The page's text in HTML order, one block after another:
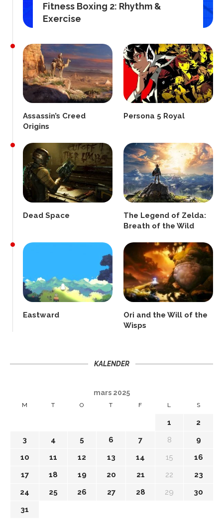
Fitness Boxing 2: Rhythm &
Exercise
Assassin’s Creed
Origins
Persona 5 Royal
Dead Space
The Legend of Zelda:
Breath of the Wild
Eastward
Ori and the Will of the
Wisps
KALENDER
mars 2025
M T O T F L S
1
2
3
4 5 6 7 8
9
10
11 12 13 14 15
16
17
18 19 20 21 22
23
24
25 26 27 28 29
30
31